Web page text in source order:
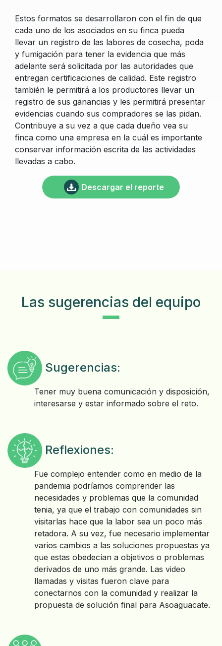
Estos formatos se desarrollaron con el fin de que
cada uno de los asociados en su finca pueda
llevar un registro de las labores de cosecha, poda
y fumigación para tener la evidencia que más
adelante será solicitada por las autoridades que
entregan certificaciones de calidad. Este registro
también le permitirá a los productores llevar un
registro de sus ganancias y les permitirá presentar
evidencias cuando sus compradores se las pidan.
Contribuye a su vez a que cada dueño vea su
finca como una empresa en la cuál es importante
conservar información escrita de las actividades
llevadas a cabo.
Descargar el reporte
Las sugerencias del equipo
Sugerencias:
Tener muy buena comunicación y disposición,
interesarse y estar informado sobre el reto.
Reflexiones:
Fue complejo entender como en medio de la
pandemia podríamos comprender las
necesidades y problemas que la comunidad
tenia, ya que el trabajo con comunidades sin
visitarlas hace que la labor sea un poco más
retadora. A su vez, fue necesario implementar
varios cambios a las soluciones propuestas ya
que estas obedecían a objetivos o problemas
derivados de uno más grande. Las video
llamadas y visitas fueron clave para
conectarnos con la comunidad y realizar la
propuesta de solución final para Asoaguacate.